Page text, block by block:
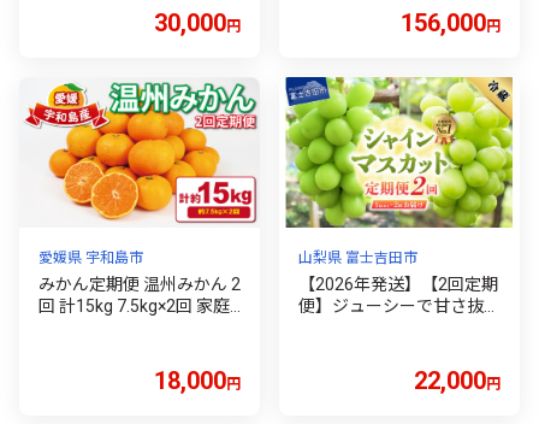
アスパラ アスパラガス ゴ
ールドラッシュ とうもろ
果物 旭川市ふるさと納税
北海道ふるさと納税 旭川
市 北海道 お取り寄せ 定期
便 頒布会 冷蔵配送 クール
便 】 _01107
30,000円
ツ 卵 鶏卵 セット 詰め合わ
せ 産地直送 春 夏 秋 冬 舞
さと納税 ]
156,000円
愛媛県 宇和島市
みかん定期便 温州みかん 2
回 計15kg 7.5kg×2回 家庭
mikan 愛媛ミカン 愛媛蜜
柑 温州 みかん 蜜柑 果物
18,000円
山梨県 富士吉田市
【2026年発送】【2回定期
便】ジューシーで甘さ抜群
ャイン マスカット ブドウ
しゃいんますかっと 果物
22,000円